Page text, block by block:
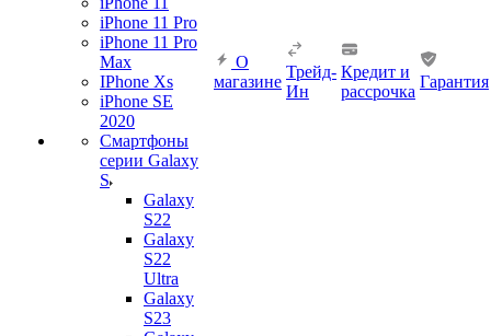
iPhone 11 Pro
iPhone 11 Pro
Max
IPhone Xs
iPhone SE
2020
Смартфоны
серии Galaxy
S
Galaxy
S22
Galaxy
S22
Ultra
Galaxy
S23
О
магазине
Трейд-
Ин
Кредит и
рассрочка
Гарантия